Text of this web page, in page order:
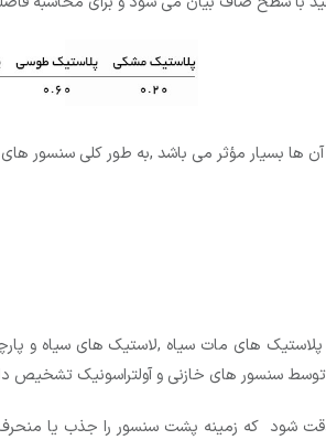
بسیار مؤثر می باشد ,به طور کلی سنسور
های مات سیاه ,لاستیک های سیاه و
توسط سنسور های خازنی و آولتراسونیک تشخیص
که زمینه پشت سنسور را جذب یا